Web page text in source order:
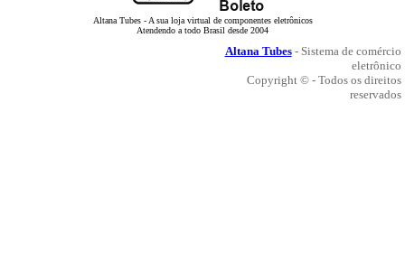
Altana Tubes - A sua loja virtual de componentes eletrônicos
Atendendo a todo Brasil desde 2004
Altana Tubes- Sistema de comércio
eletrônico
Copyright © - Todos os direitos
reservados